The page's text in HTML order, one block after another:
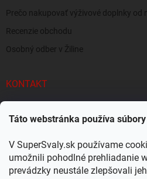
Táto webstránka používa
V SuperSvaly.sk používame
umožnili pohodlné prehliadanie
prevádzky neustále zlepšovali
Prečo nakupovať výživové doplnky od
Recenzie obchodu
Osobný odber v Žiline
KONTAKT
SuperSvaly.sk - doplnky výživy